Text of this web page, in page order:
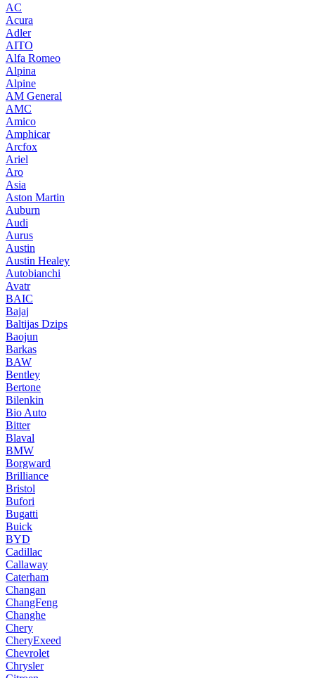
AC
Acura
Adler
AITO
Alfa Romeo
Alpina
Alpine
AM General
AMC
Amico
Amphicar
Arcfox
Ariel
Aro
Asia
Aston Martin
Auburn
Audi
Aurus
Austin
Austin Healey
Autobianchi
Avatr
BAIC
Bajaj
Baltijas Dzips
Baojun
Barkas
BAW
Bentley
Bertone
Bilenkin
Bio Auto
Bitter
Blaval
BMW
Borgward
Brilliance
Bristol
Bufori
Bugatti
Buick
BYD
Cadillac
Callaway
Caterham
Changan
ChangFeng
Changhe
Chery
CheryExeed
Chevrolet
Chrysler